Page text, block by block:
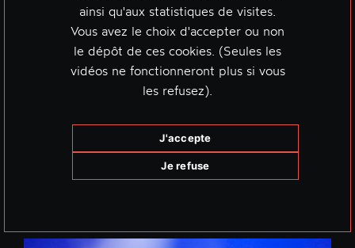
ainsi qu'aux statistiques de visites.
Vous avez le choix d'accepter ou non
le dépôt de ces cookies. (Seules les
vidéos ne fonctionneront plus si vous
les refusez).
J'accepte
Je refuse